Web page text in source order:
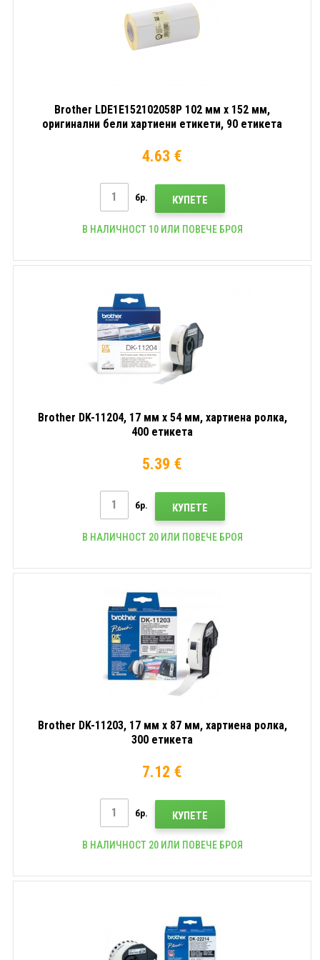
Brother LDE1E152102058P 102 мм x 152 мм,
оригинални бели хартиени етикети, 90 етикета
4.63 €
бр. КУПЕТЕ
В НАЛИЧНОСТ 10 ИЛИ ПОВЕЧЕ БРОЯ
Brother DK-11204, 17 мм x 54 мм, хартиена ролка,
400 етикета
5.39 €
бр. КУПЕТЕ
В НАЛИЧНОСТ 20 ИЛИ ПОВЕЧЕ БРОЯ
Brother DK-11203, 17 мм x 87 мм, хартиена ролка,
300 етикета
7.12 €
бр. КУПЕТЕ
В НАЛИЧНОСТ 20 ИЛИ ПОВЕЧЕ БРОЯ